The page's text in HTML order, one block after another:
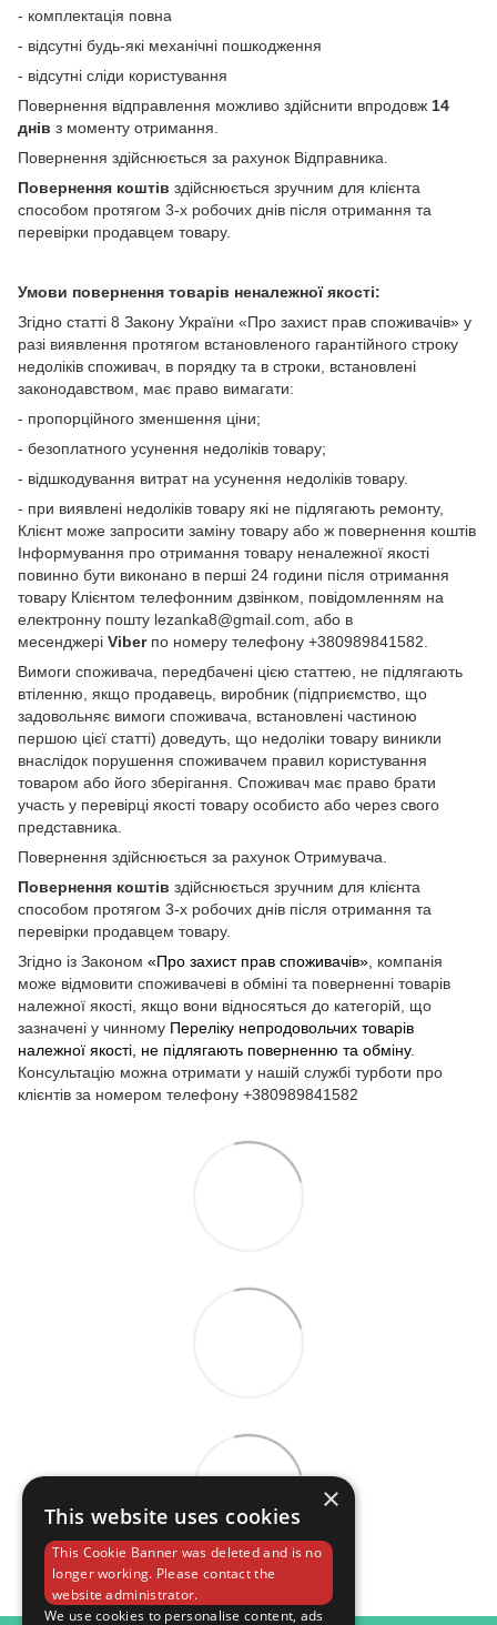
- комплектація повна
- відсутні будь-які механічні пошкодження
- відсутні сліди користування
Повернення відправлення можливо здійснити впродовж 14
днів з моменту отримання.
Повернення здійснюється за рахунок Відправника.
Повернення коштів здійснюється зручним для клієнта
способом протягом 3-х робочих днів після отримання та
перевірки продавцем товару.
Умови повернення товарів неналежної якості:
Згідно статті 8 Закону України «Про захист прав споживачів» у
разі виявлення протягом встановленого гарантійного строку
недоліків споживач, в порядку та в строки, встановлені
законодавством, має право вимагати:
- пропорційного зменшення ціни;
- безоплатного усунення недоліків товару;
- відшкодування витрат на усунення недоліків товару.
- при виявлені недоліків товару які не підлягають ремонту,
Клієнт може запросити заміну товару або ж повернення коштів
Інформування про отримання товару неналежної якості
повинно бути виконано в перші 24 години після отримання
товару Клієнтом телефонним дзвінком, повідомленням на
електронну пошту lezanka8@gmail.com, або в
месенджері Viberпо номеру телефону +380989841582.
Вимоги споживача, передбачені цією статтею, не підлягають
втіленню, якщо продавець, виробник (підприємство, що
задовольняє вимоги споживача, встановлені частиною
першою цієї статті) доведуть, що недоліки товару виникли
внаслідок порушення споживачем правил користування
товаром або його зберігання. Споживач має право брати
участь у перевірці якості товару особисто або через свого
представника.
Повернення здійснюється за рахунок Отримувача.
Повернення коштів здійснюється зручним для клієнта
способом протягом 3-х робочих днів після отримання та
перевірки продавцем товару.
Згідно із Законом «Про захист прав споживачів» , компанія
може відмовити споживачеві в обміні та поверненні товарів
належної якості, якщо вони відносяться до категорій, що
зазначені у чинному Переліку непродовольчих товарів
належної якості, не підлягають поверненню та обміну.
Консультацію можна отримати у нашій службі турботи про
клієнтів за номером телефону +380989841582
×
This website uses cookies
This Cookie Banner was deleted and is no
longer working. Please contact the
website administrator.
We use cookies to personalise content, ads